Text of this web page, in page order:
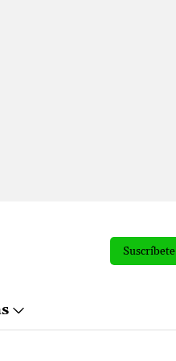
Suscríbete